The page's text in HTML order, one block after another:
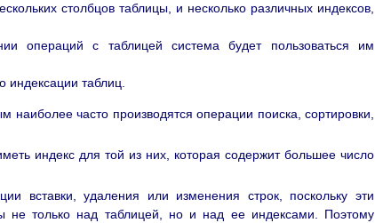
столбцов таблицы, и несколько различных индексов,
операций с таблицей система будет пользоваться им
таблиц.
наиболее часто производятся операции поиска, сортировки,
индекс для той из них, которая содержит большее число
вставки, удаления или изменения строк, поскольку эти
не только над таблицей, но и над ее индексами. Поэтому